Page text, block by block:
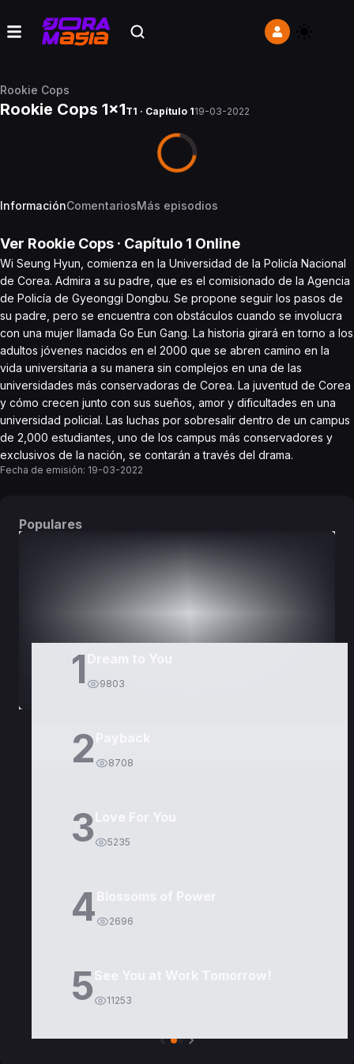
Rookie Cops
Rookie Cops 1x1T1 · Capítulo 119-03-2022
InformaciónComentariosMás episodios
Ver Rookie Cops · Capítulo 1 Online
Wi Seung Hyun, comienza en la Universidad de la Policía Nacional
de Corea. Admira a su padre, que es el comisionado de la Agencia
de Policía de Gyeonggi Dongbu. Se propone seguir los pasos de
su padre, pero se encuentra con obstáculos cuando se involucra
con una mujer llamada Go Eun Gang. La historia girará en torno a los
adultos jóvenes nacidos en el 2000 que se abren camino en la
vida universitaria a su manera sin complejos en una de las
universidades más conservadoras de Corea. La juventud de Corea
y cómo crecen junto con sus sueños, amor y dificultades en una
universidad policial. Las luchas por sobresalir dentro de un campus
de 2,000 estudiantes, uno de los campus más conservadores y
exclusivos de la nación, se contarán a través del drama.
Fecha de emisión: 19-03-2022
Populares
1 9803
2 8708
3 5235
4 2696
5 11253